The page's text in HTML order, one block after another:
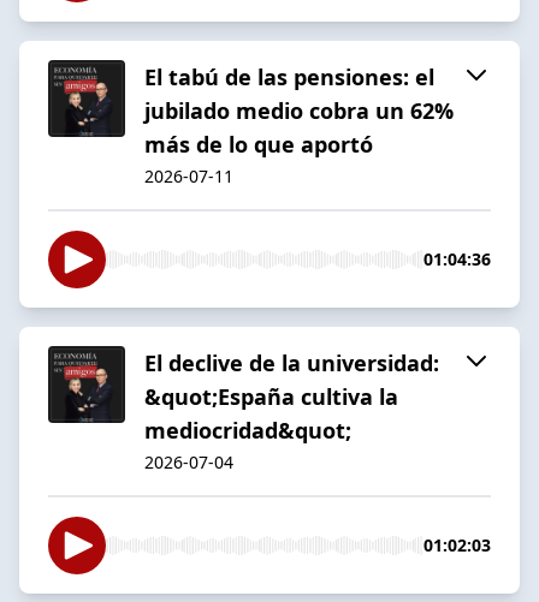
El tabú de las pensiones: el
jubilado medio cobra un 62%
más de lo que aportó
2026-07-11
01:04:36
El declive de la universidad:
&quot;España cultiva la
mediocridad&quot;
2026-07-04
01:02:03